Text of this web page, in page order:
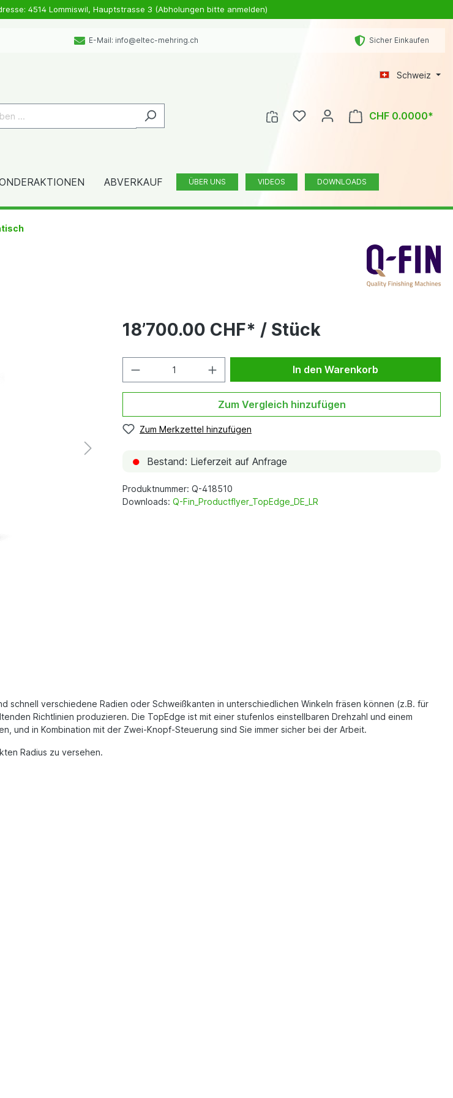
4514 Lommiswil, Hauptstrasse 3 (Abholungen bitte anmelden)
E-Mail: info@eltec-mehring.ch Sicher Einkaufen
Schweiz
CHF 0.0000*
ABVERKAUF ÜBER UNS VIDEOS DOWNLOADS
18’700.00 CHF* / Stück
In den Warenkorb
Zum Vergleich hinzufügen
Zum Merkzettel hinzufügen
● Bestand: Lieferzeit auf Anfrage
Produktnummer: Q-418510
Downloads: Q-Fin_Productflyer_TopEdge_DE_LR
schnell verschiedene Radien oder Schweißkanten in unterschiedlichen Winkeln fräsen können (z.B. für
Richtlinien produzieren. Die TopEdge ist mit einer stufenlos einstellbaren Drehzahl und einem
und in Kombination mit der Zwei-Knopf-Steuerung sind Sie immer sicher bei der Arbeit.
Radius zu versehen.